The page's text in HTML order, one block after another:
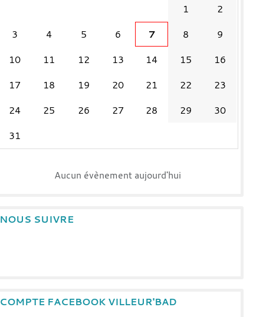
1
2
3
4 5 6 7 8
9
10
11 12 13 14 15
16
17
18 19 20 21 22
23
24
25 26 27 28 29
30
31
Aucun évènement aujourd'hui
NOUS SUIVRE
COMPTE FACEBOOK VILLEUR'BAD